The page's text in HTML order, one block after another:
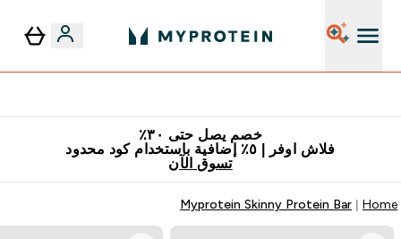
خصم يصل حتى ٣٠٪
فلاش اوفر | ٥٪ إضافية باستخدام كود محدود
تسوق الآن
Home
Myprotein Skinny Protein Bar